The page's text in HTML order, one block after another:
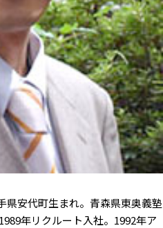
県安代町生まれ。青森県東奥義塾
年リクルート入社。1992年ア